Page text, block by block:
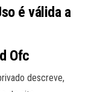
é válida a
Ofc
descreve,